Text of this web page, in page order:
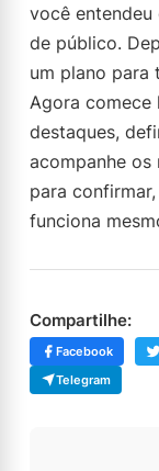
você
de público.
um plano para
Agora comece
destaques,
acompanhe os
para
funciona
Compartilhe:
Facebook
Telegram